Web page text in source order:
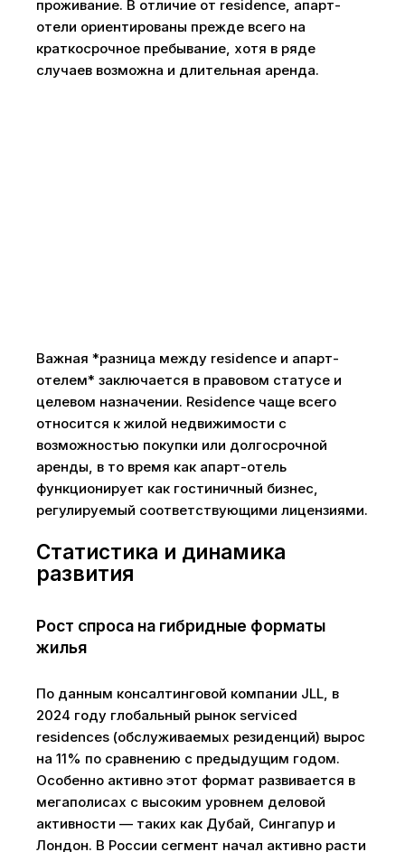
проживание. В отличие от residence, апарт-
отели ориентированы прежде всего на
краткосрочное пребывание, хотя в ряде
случаев возможна и длительная аренда.
Важная *разница между residence и апарт-
отелем* заключается в правовом статусе и
целевом назначении. Residence чаще всего
относится к жилой недвижимости с
возможностью покупки или долгосрочной
аренды, в то время как апарт-отель
функционирует как гостиничный бизнес,
регулируемый соответствующими лицензиями.
Статистика и динамика
развития
Рост спроса на гибридные форматы
жилья
По данным консалтинговой компании JLL, в
2024 году глобальный рынок serviced
residences (обслуживаемых резиденций) вырос
на 11% по сравнению с предыдущим годом.
Особенно активно этот формат развивается в
мегаполисах с высоким уровнем деловой
активности — таких как Дубай, Сингапур и
Лондон. В России сегмент начал активно расти